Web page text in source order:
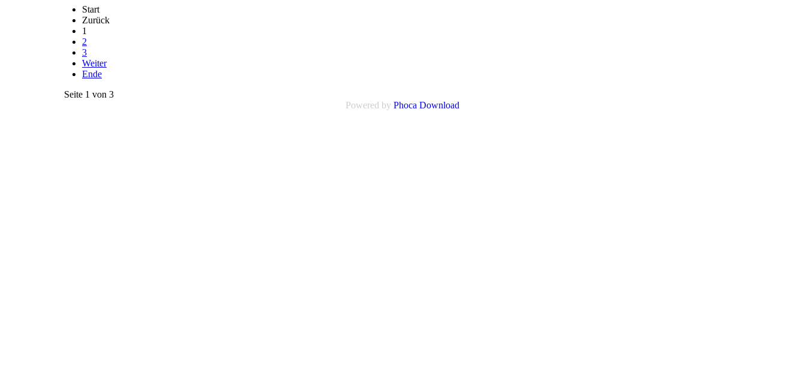
Start
Zurück
1
2
3
Weiter
Ende
Seite 1 von 3
Powered by Phoca Download